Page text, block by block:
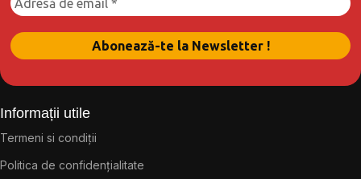
Informații utile
Termeni si condiții
Politica de confidențialitate